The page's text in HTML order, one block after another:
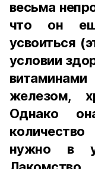
весьма
что он
усвоиться
условии
железом,
Однако
нужно в